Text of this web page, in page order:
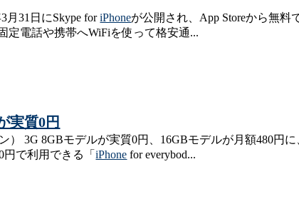
月31日にSkype foriPhoneが公開され、App Storeから無料
定電話や携帯へWiFiを使って格安通...
実質0円
） 3G 8GBモデルが実質0円、16GBモデルが月額480円
円で利用できる「iPhone for everybod...